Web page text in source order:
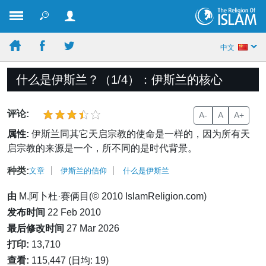
中文
什么是伊斯兰？（1/4）：伊斯兰的核心
评论: A- A A+
属性: 伊斯兰同其它天启宗教的使命是一样的，因为所有天
启宗教的来源是一个，所不同的是时代背景。
种类:文章 伊斯兰的信仰 什么是伊斯兰
由 M.阿卜杜·赛俩目(© 2010 IslamReligion.com)
发布时间 22 Feb 2010
最后修改时间 27 Mar 2026
打印: 13,710
查看: 115,447 (日均: 19)